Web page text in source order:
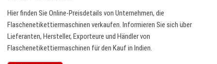
Hier finden Sie Online-Preisdetails von Unternehmen, die
Flaschenetikettiermaschinen verkaufen. Informieren Sie sich über
Lieferanten, Hersteller, Exporteure und Händler von
Flaschenetikettiermaschinen für den Kauf in Indien.